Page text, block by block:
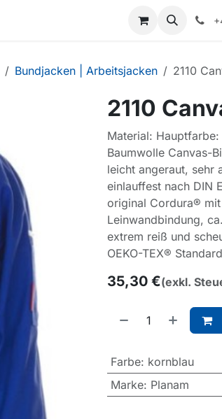
Bundjacken | Arbeitsjacken 2110
2110
Material:
Baumwolle Canvas-
leicht angeraut, sehr
einlauffest nach DIN
original Cordura® mit
Leinwandbindung,
extrem reiß und
OEKO-TEX®
35,30 €(exkl.
Farbe: kornblau
Marke: Planam